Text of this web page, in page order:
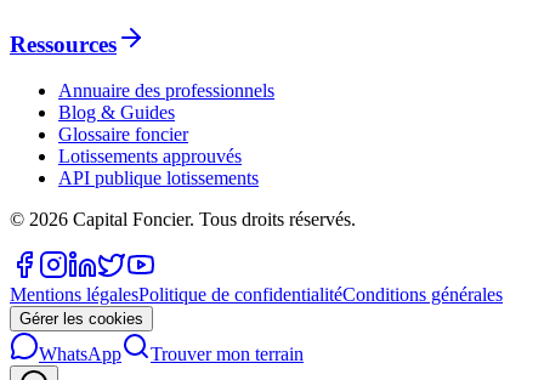
Ressources
Annuaire des professionnels
Blog & Guides
Glossaire foncier
Lotissements approuvés
API publique lotissements
© 2026 Capital Foncier. Tous droits réservés.
Mentions légalesPolitique de confidentialitéConditions générales
Gérer les cookies
WhatsApp Trouver mon terrain